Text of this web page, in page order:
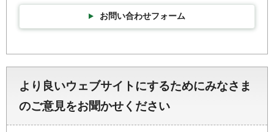
お問い合わせフォーム
より良いウェブサイトにするためにみなさま
のご意見をお聞かせください